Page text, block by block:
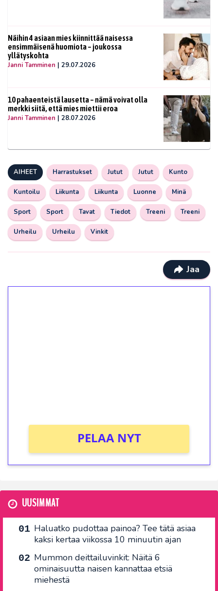
Näihin 4 asiaan mies kiinnittää naisessa
ensimmäisenä huomiota – joukossa
yllätyskohta
Janni Tamminen | 29.07.2026
10 pahaenteistä lausetta – nämä voivat olla
merkki siitä, että mies miettii eroa
Janni Tamminen | 28.07.2026
AIHEET Harrastukset Jutut Jutut Kunto
Kuntoilu Liikunta Liikunta Luonne Minä
Sport Sport Tavat Tiedot Treeni Treeni
Urheilu Urheilu Vinkit
Jaa
PELAA NYT
UUSIMMAT
Haluatko pudottaa painoa? Tee tätä asiaa
kaksi kertaa viikossa 10 minuutin ajan
Mummon deittailuvinkit: Näitä 6
ominaisuutta naisen kannattaa etsiä
miehestä